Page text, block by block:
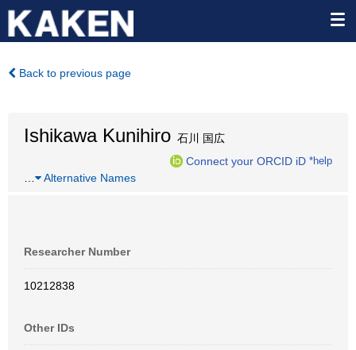
Back to previous page
Ishikawa Kunihiro 石川 国広
Connect your ORCID iD *help
Alternative Names
Researcher Number
10212838
Other IDs